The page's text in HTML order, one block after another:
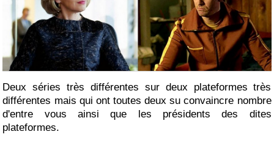
Deux séries très différentes sur deux plateformes très
différentes mais qui ont toutes deux su convaincre nombre
d'entre vous ainsi que les présidents des dites
plateformes.